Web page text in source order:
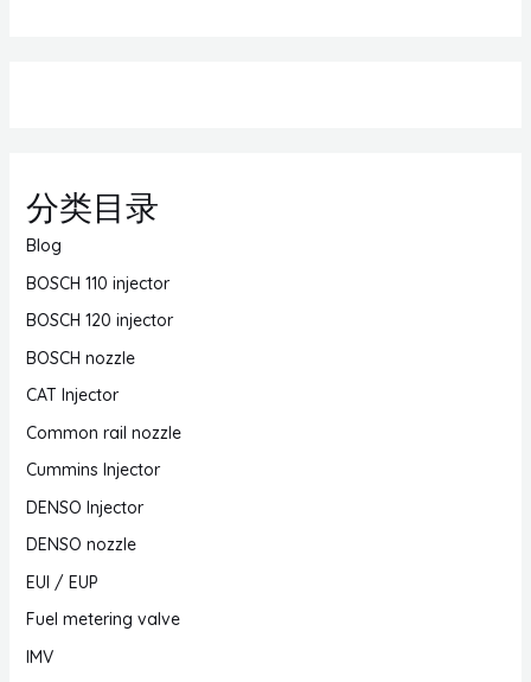
分类目录
Blog
BOSCH 110 injector
BOSCH 120 injector
BOSCH nozzle
CAT Injector
Common rail nozzle
Cummins Injector
DENSO Injector
DENSO nozzle
EUI / EUP
Fuel metering valve
IMV